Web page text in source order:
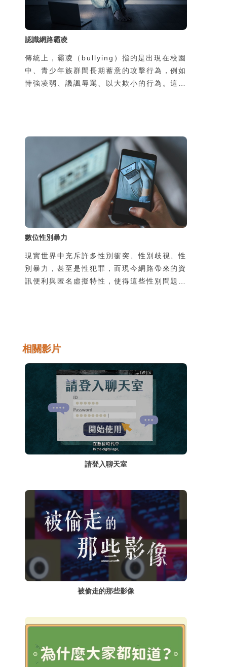
認識網路霸凌
傳統上，霸凌（bullying）指的是出現在校園
中、青少年族群間長期蓄意的攻擊行為，例如
恃強凌弱、譏諷辱罵、以大欺小的行為。這種
數位性別暴力
現實世界中充斥許多性別衝突、性別歧視、性
別暴力，甚至是性犯罪，而現今網路帶來的資
訊便利與匿名虛擬特性，使得這些性別問題成
相關影片
請登入聊天室
被偷走的那些影像